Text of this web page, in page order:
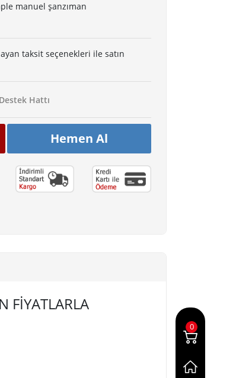
manuel şanzıman
taksit seçenekleri ile satın
Hattı
Hemen Al
FİYATLARLA
0